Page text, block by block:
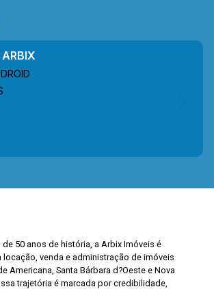
de 50 anos de história, a Arbix Imóveis é
locação, venda e administração de imóveis
Americana, Santa Bárbara d?Oeste e Nova
trajetória é marcada por credibilidade,